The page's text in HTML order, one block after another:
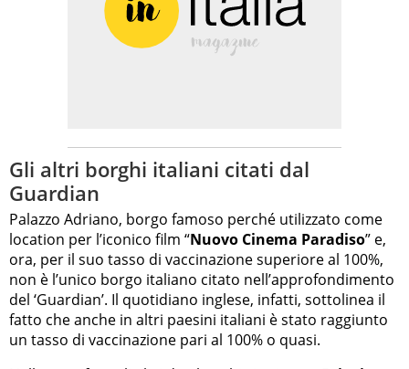
Gli altri borghi italiani citati dal
Guardian
Palazzo Adriano, borgo famoso perché utilizzato come
location per l’iconico film “Nuovo Cinema Paradiso” e,
ora, per il suo tasso di vaccinazione superiore al 100%,
non è l’unico borgo italiano citato nell’approfondimento
del ‘Guardian’. Il quotidiano inglese, infatti, sottolinea il
fatto che anche in altri paesini italiani è stato raggiunto
un tasso di vaccinazione pari al 100% o quasi.